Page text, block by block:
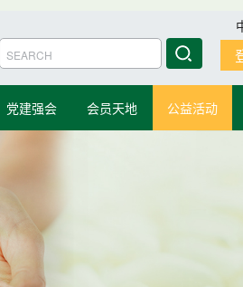
党建强会 会员天地 公益活动